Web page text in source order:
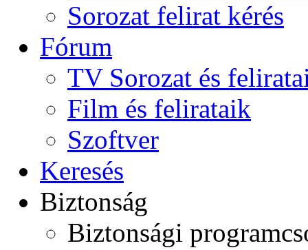
Sorozat felirat kérés
Fórum
TV Sorozat és
Film és felirataik
Szoftver
Keresés
Biztonság
Biztonsági